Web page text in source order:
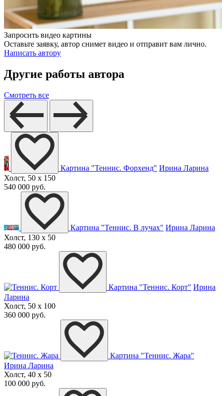
Запросить видео картины
Оставьте заявку, автор снимет видео и отправит вам лично.
Написать автору
Другие работы автора
Смотреть все
Картина "Теннис. Форхенд" Ирина Ларина
Холст, 50 x 150
540 000 руб.
Картина "Теннис. В лучах" Ирина Ларина
Холст, 130 x 50
480 000 руб.
Картина "Теннис. Корт" Ирина
Ларина
Холст, 50 x 100
360 000 руб.
Картина "Теннис. Жара"
Ирина Ларина
Холст, 40 x 50
100 000 руб.